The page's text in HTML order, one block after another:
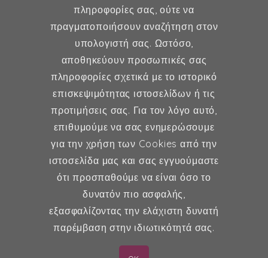
Γυναικολογία
Υποβοηθούμενη Αναπαραγωγή
Μαιευτική
Επικοινωνία
Κερασούντος 5, Αθήνα 115 28
(30) 211 42 33 309
fexidr@gmail.com
πληροφορίες σας, ούτε να
πραγματοποιήσουν αναζήτηση στον
υπολογιστή σας. Ωστόσο,
αποθηκεύουν προσωπικές σας
πληροφορίες σχετικά με το ιστορικό
επισκεψιμότητας ιστοσελίδων ή τις
προτιμήσεις σας. Για τον λόγο αυτό,
επιθυμούμε να σας ενημερώσουμε
για την χρήση των Cookies από την
ιστοσελίδα μας και σας εγγυούμαστε
ότι προσπαθούμε να είναι όσο το
δυνατόν πιο ασφαλής,
εξασφαλίζοντας την ελάχιστη δυνατή
παρέμβαση στην ιδιωτικότητά σας.